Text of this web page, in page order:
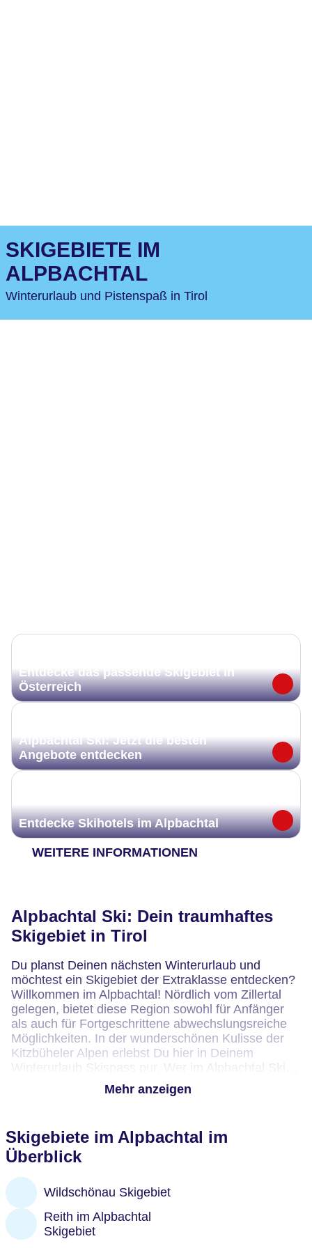
SKIGEBIETE IM
ALPBACHTAL
Winterurlaub und Pistenspaß in Tirol
Entdecke das passende Skigebiet in
Österreich
Alpbachtal Ski: Jetzt die besten
Angebote entdecken
Entdecke Skihotels im Alpbachtal
WEITERE INFORMATIONEN
Alpbachtal Ski: Dein traumhaftes
Skigebiet in Tirol
Du planst Deinen nächsten Winterurlaub und
möchtest ein Skigebiet der Extraklasse entdecken?
Willkommen im Alpbachtal! Nördlich vom Zillertal
gelegen, bietet diese Region sowohl für Anfänger
als auch für Fortgeschrittene abwechslungsreiche
Möglichkeiten. In der wunderschönen Kulisse der
Kitzbüheler Alpen erlebst Du hier in Deinem
Winterurlaub Skispass pur. Wer im Alpbachtal Ski
fährt, dem stehen abwechslungsreiche Pistenpläne
offen. Sowohl Anfänger als auch Fortgeschrittene
Am Schatzberg in Auffach entdeckst Du nicht nur
Verbindungsbahn zum angrenzenden Wildschönau-
Skigebiet. Das Markbachjoch in Niederau bietet
rasante Abfahrten und anspruchsvolle Strecken.
Anfänger dagegen entdecken in Oberau ein kleines
Paradies. Abseits der Skipisten gibt es
Mehr anzeigen
Skigebiete im Alpbachtal im
Überblick
Wildschönau Skigebiet
Reith im Alpbachtal
Skigebiet